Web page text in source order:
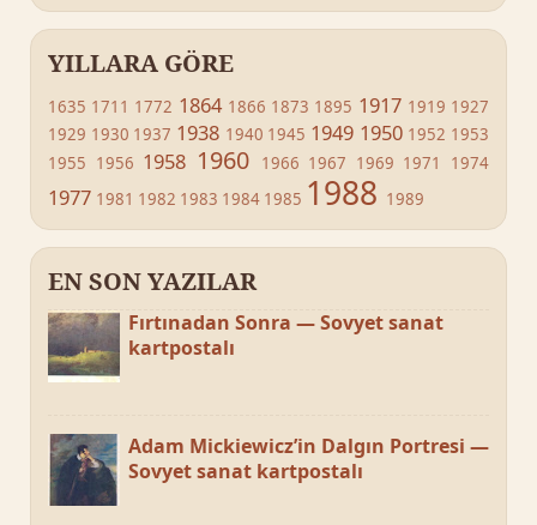
YILLARA GÖRE
1635 1711 1772 1864 1866 1873 1895 1917 1919 1927
1929 1930 1937 1938 1940 1945 1949 1950 1952 1953
1955 1956 1958 1960 1966 1967 1969 1971 1974
1977 1981 1982 1983 1984 1985 1988 1989
EN SON YAZILAR
Fırtınadan Sonra — Sovyet sanat
kartpostalı
Adam Mickiewicz’in Dalgın Portresi —
Sovyet sanat kartpostalı